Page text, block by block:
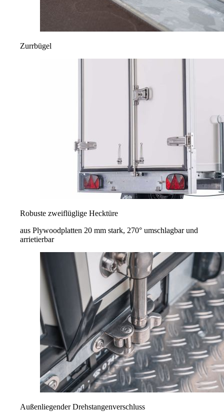
Zurrbügel
Robuste zweiflüglige Hecktüre
aus Plywoodplatten 20 mm stark, 270° umschlagbar und
arrietierbar
Außenliegender Drehstangenverschluss